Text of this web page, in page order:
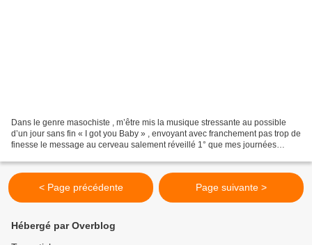
Dans le genre masochiste , m’être mis la musique stressante au possible
d’un jour sans fin « I got you Baby » , envoyant avec franchement pas trop de
finesse le message au cerveau salement réveillé 1° que mes journées
< Page précédente Page suivante >
Hébergé par Overblog